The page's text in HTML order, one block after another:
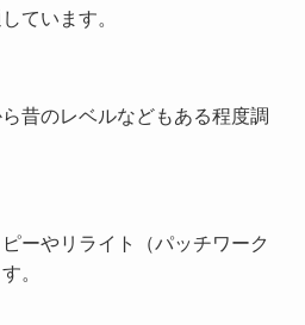
ています。
昔のレベルなどもある程度調
ーやリライト（パッチワーク
。